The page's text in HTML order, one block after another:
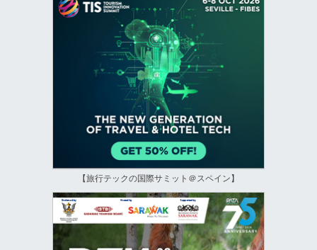
【旅行テックの国際サミット＠スペイン】